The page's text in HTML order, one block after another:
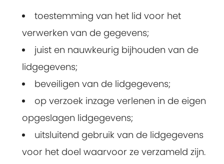
toestemming van het lid voor het
verwerken van de gegevens;
juist en nauwkeurig bijhouden van de
lidgegevens;
beveiligen van de lidgegevens;
op verzoek inzage verlenen in de eigen
opgeslagen lidgegevens;
uitsluitend gebruik van de lidgegevens
voor het doel waarvoor ze verzameld zijn.